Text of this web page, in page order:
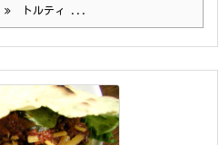
トルティ ...